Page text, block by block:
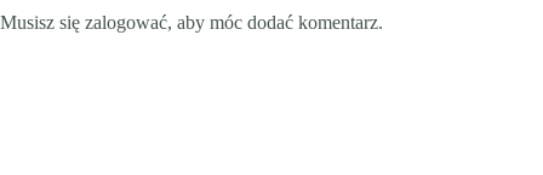
Musisz się zalogować, aby móc dodać komentarz.